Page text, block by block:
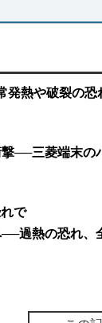
発熱や破裂の
──三菱端末の
で
過熱の恐れ、